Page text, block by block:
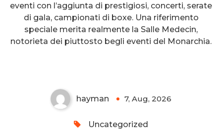
eventi con l’aggiunta di prestigiosi, concerti, serate
di gala, campionati di boxe. Una riferimento
speciale merita realmente la Salle Medecin,
notorieta dei piuttosto begli eventi del Monarchia.
Con tal fatto il sportivo ricevera
il 100% di quanto assegnato in
hayman 7, Aug, 2026
Uncategorized